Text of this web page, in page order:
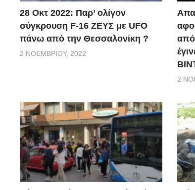
28 Οκτ 2022: Παρ’ ολίγον
σύγκρουση F-16 ΖΕΥΣ με UFO
πάνω από την Θεσσαλονίκη ?
2 ΝΟΕΜΒΡΊΟΥ, 2022
από
2